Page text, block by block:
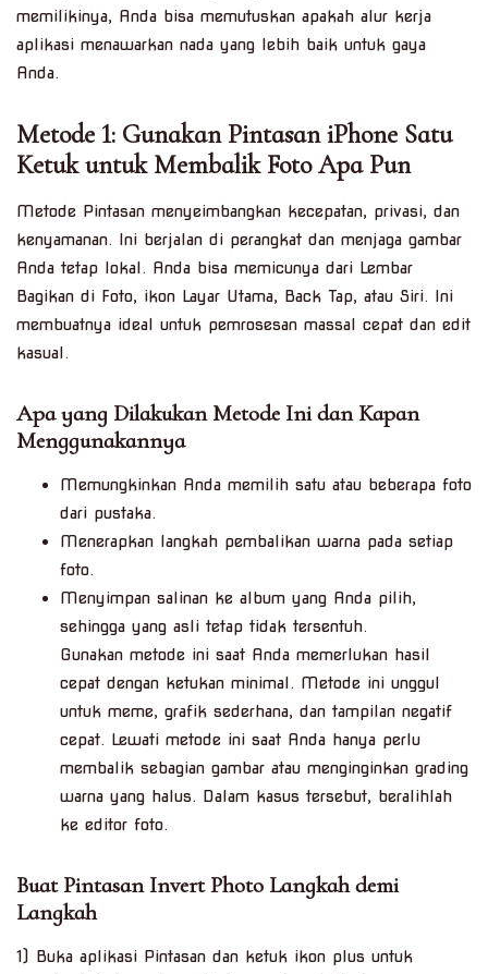
memilikinya, Anda bisa memutuskan apakah alur kerja
aplikasi menawarkan nada yang lebih baik untuk gaya
Anda.
Metode 1: Gunakan Pintasan iPhone Satu
Ketuk untuk Membalik Foto Apa Pun
Metode Pintasan menyeimbangkan kecepatan, privasi, dan
kenyamanan. Ini berjalan di perangkat dan menjaga gambar
Anda tetap lokal. Anda bisa memicunya dari Lembar
Bagikan di Foto, ikon Layar Utama, Back Tap, atau Siri. Ini
membuatnya ideal untuk pemrosesan massal cepat dan edit
kasual.
Apa yang Dilakukan Metode Ini dan Kapan
Menggunakannya
Memungkinkan Anda memilih satu atau beberapa foto
dari pustaka.
Menerapkan langkah pembalikan warna pada setiap
foto.
Menyimpan salinan ke album yang Anda pilih,
sehingga yang asli tetap tidak tersentuh.
Gunakan metode ini saat Anda memerlukan hasil
cepat dengan ketukan minimal. Metode ini unggul
untuk meme, grafik sederhana, dan tampilan negatif
cepat. Lewati metode ini saat Anda hanya perlu
membalik sebagian gambar atau menginginkan grading
warna yang halus. Dalam kasus tersebut, beralihlah
ke editor foto.
Buat Pintasan Invert Photo Langkah demi
Langkah
1) Buka aplikasi Pintasan dan ketuk ikon plus untuk